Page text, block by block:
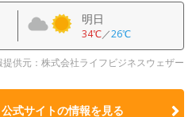
明日
34℃／26℃
提供元：株式会社ライフビジネスウェザー
式サイトの情報を見る